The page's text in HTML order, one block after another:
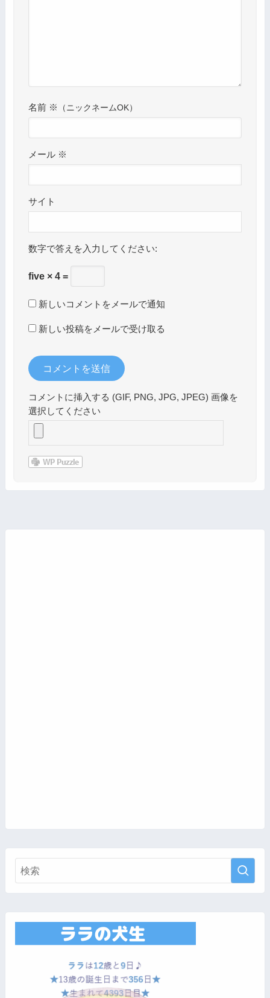
名前 ※
メール ※
サイト
数字で答えを入力してください:
five × 4 =
新しいコメントをメールで通知
新しい投稿をメールで受け取る
コメントに挿入する (GIF, PNG, JPG, JPEG) 画像を
選択してください